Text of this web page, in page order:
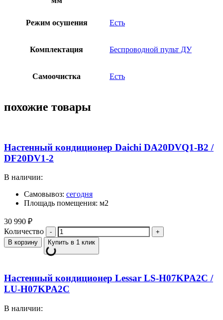
Режим осушения Есть
Комплектация Беспроводной пульт ДУ
Самоочистка Есть
похожие товары
Настенный кондиционер Daichi DA20DVQ1-B2 /
DF20DV1-2
В наличии:
Самовывоз: сегодня
Площадь помещения: м2
30 990 ₽
Количество
В корзину Купить в 1 клик
Настенный кондиционер Lessar LS-H07KPA2C /
LU-H07KPA2C
В наличии: